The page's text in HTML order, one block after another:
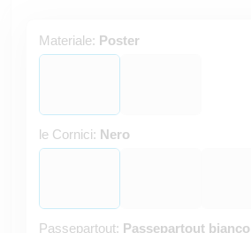
Materiale: Poster
le Cornici: Nero
Passepartout: Passepartout bianco